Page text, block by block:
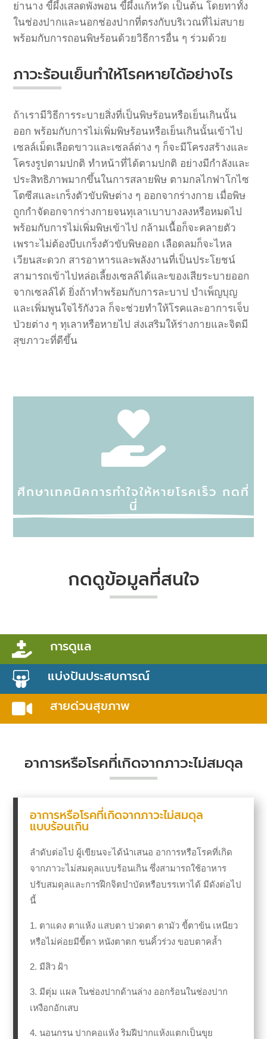
ย่านาง ขี้ผึ้งเสลดพังพอน ขี้ผึ้งแก้หวัด เป็นต้น โดยทาทั้ง
ในช่องปากและนอกช่องปากที่ตรงกับบริเวณที่ไม่สบาย
พร้อมกับการถอนพิษร้อนด้วยวิธีการอื่น ๆ ร่วมด้วย
ภาวะร้อนเย็นทำให้โรคหายได้อย่างไร
ถ้าเรามีวิธีการระบายสิ่งที่เป็นพิษร้อนหรือเย็นเกินนั้น
ออก พร้อมกับการไม่เพิ่มพิษร้อนหรือเย็นเกินนั้นเข้าไป
เซลล์เม็ดเลือดขาวและเซลล์ต่าง ๆ ก็จะมีโครงสร้างและ
โครงรูปตามปกติ ทำหน้าที่ได้ตามปกติ อย่างมีกำลังและ
ประสิทธิภาพมากขึ้นในการสลายพิษ ตามกลไกฟาโกไซ
โตซีสและเกร็งตัวขับพิษต่าง ๆ ออกจากร่างกาย เมื่อพิษ
ถูกกำจัดอกจากร่างกายจนทุเลาเบาบางลงหรือหมดไป
พร้อมกับการไม่เพิ่มพิษเข้าไป กล้ามเนื้อก็จะคลายตัว
เพราะไม่ต้องบีบเกร็งตัวขับพิษออก เลือดลมก็จะไหล
เวียนสะดวก สารอาหารและพลังงานที่เป็นประโยชน์
สามารถเข้าไปหล่อเลี้ยงเซลล์ได้และของเสียระบายออก
จากเซลล์ได้ ยิ่งถ้าทำพร้อมกับการละบาป บำเพ็ญบุญ
และเพิ่มพูนใจไร้กังวล ก็จะช่วยทำให้โรคและอาการเจ็บ
ป่วยต่าง ๆ ทุเลาหรือหายไป ส่งเสริมให้ร่างกายและจิตมี
สุขภาวะที่ดีขึ้น

ศึกษาเทคนิคการทำใจให้หายโรคเร็ว กดที่
นี่
กดดูข้อมูลที่สนใจ

การดูแล

แบ่งปันประสบการณ์

สายด่วนสุขภาพ
อาการหรือโรคที่เกิดจากภาวะไม่สมดุล
อาการหรือโรคที่เกิดจากภาวะไม่สมดุล
แบบร้อนเกิน
ลำดับต่อไป ผู้เขียนจะได้นำเสนอ อาการหรือโรคที่เกิด
จากภาวะไม่สมดุลแบบร้อนเกิน ซึ่งสามารถใช้อาหาร
ปรับสมดุลและการฝึกจิตบำบัดหรือบรรเทาได้ มีดังต่อไป
นี้
1. ตาแดง ตาแห้ง แสบตา ปวดตา ตามัว ขี้ตาข้น เหนียว
หรือไม่ค่อยมีขี้ตา หนังตาตก ขนคิ้วร่วง ขอบตาคล้ำ
2. มีสิว ฝ้า
3. มีตุ่ม แผล ในช่องปากด้านล่าง ออกร้อนในช่องปาก
เหงือกอักเสบ
4. นอนกรน ปากคอแห้ง ริมฝีปากแห้งแตกเป็นขุย